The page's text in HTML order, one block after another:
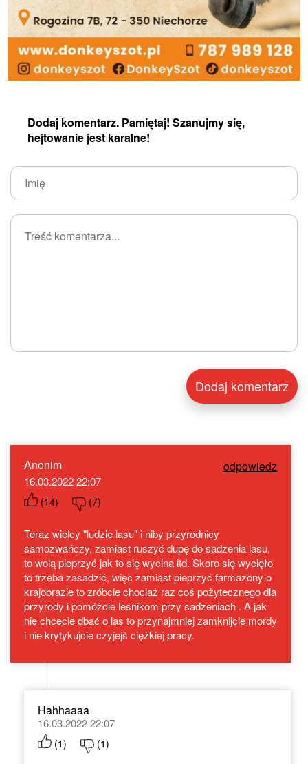
Dodaj komentarz. Pamiętaj! Szanujmy się,
hejtowanie jest karalne!
Anonim odpowiedz
16.03.2022 22:07
(14) (7)
Teraz wielcy "ludzie lasu" i niby przyrodnicy
samozwańczy, zamiast ruszyć dupę do sadzenia lasu,
to wolą pieprzyć jak to się wycina itd. Skoro się wycięło
to trzeba zasadzić, więc zamiast pieprzyć farmazony o
krajobrazie to zróbcie chociaż raz coś pożytecznego dla
przyrody i pomóżcie leśnikom przy sadzeniach . A jak
nie chcecie dbać o las to przynajmniej zamknijcie mordy
i nie krytykujcie czyjejś ciężkiej pracy.
Hahhaaaa
16.03.2022 22:07
(1) (1)